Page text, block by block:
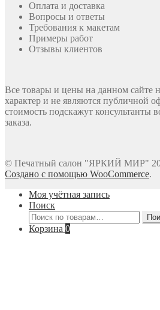
Оплата и доставка
Вопросы и ответы
Требования к макетам
Примеры работ
Отзывы клиентов
Все товары и цены на данном сайте
характер и не являются публичной
стоимость подскажут консультанты
заказа.
© Печатный салон "ЯРКИЙ МИР"
Создано с помощью WooCommerce.
Моя учётная запись
Поиск
Искать:
Корзина 0